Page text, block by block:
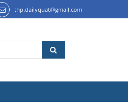
thp.dailyquat@gmail.com